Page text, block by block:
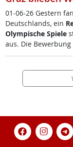
01-06-26 Ges­tern
Deut­sch­lands, ein
Olym­pi­sche Spie­le
aus. Die